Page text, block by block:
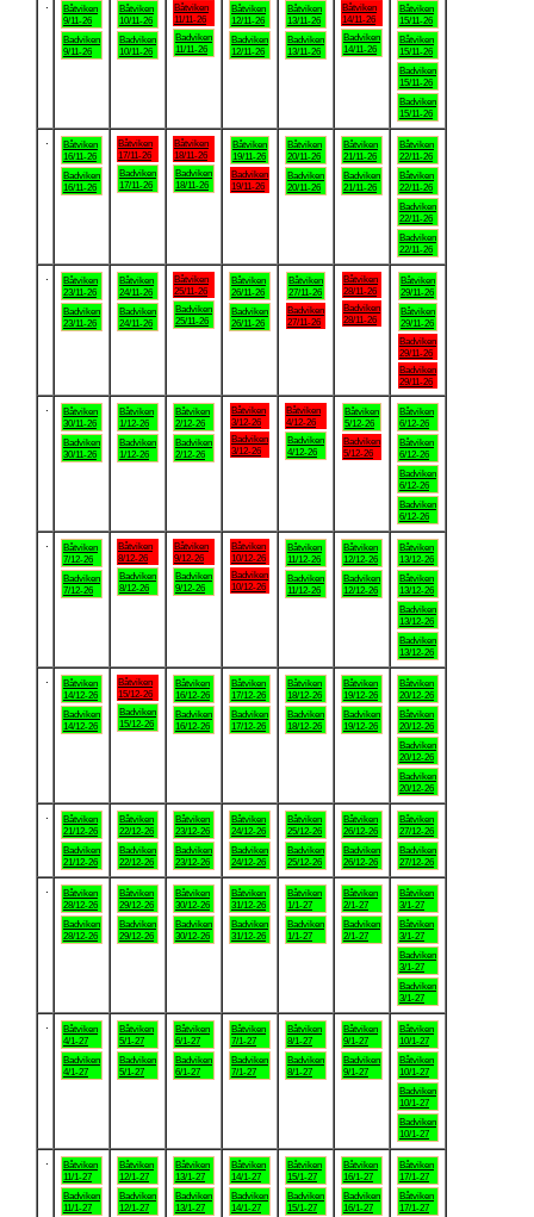
Båtviken
9/11-26
Badviken
9/11-26
Båtviken
10/11-26
Badviken
10/11-26
Båtviken
11/11-26
Badviken
11/11-26
Båtviken
12/11-26
Badviken
12/11-26
Båtviken
13/11-26
Badviken
13/11-26
Båtviken
14/11-26
Badviken
14/11-26
Båtviken
15/11-26
Båtviken
15/11-26
Badviken
15/11-26
Badviken
15/11-26
Båtviken
16/11-26
Badviken
16/11-26
Båtviken
17/11-26
Badviken
17/11-26
Båtviken
18/11-26
Badviken
18/11-26
Båtviken
19/11-26
Badviken
19/11-26
Båtviken
20/11-26
Badviken
20/11-26
Båtviken
21/11-26
Badviken
21/11-26
Båtviken
22/11-26
Båtviken
22/11-26
Badviken
22/11-26
Badviken
22/11-26
Båtviken
23/11-26
Badviken
23/11-26
Båtviken
24/11-26
Badviken
24/11-26
Båtviken
25/11-26
Badviken
25/11-26
Båtviken
26/11-26
Badviken
26/11-26
Båtviken
27/11-26
Badviken
27/11-26
Båtviken
28/11-26
Badviken
28/11-26
Båtviken
29/11-26
Båtviken
29/11-26
Badviken
29/11-26
Badviken
29/11-26
Båtviken
30/11-26
Badviken
30/11-26
Båtviken
1/12-26
Badviken
1/12-26
Båtviken
2/12-26
Badviken
2/12-26
Båtviken
3/12-26
Badviken
3/12-26
Båtviken
4/12-26
Badviken
4/12-26
Båtviken
5/12-26
Badviken
5/12-26
Båtviken
6/12-26
Båtviken
6/12-26
Badviken
6/12-26
Badviken
6/12-26
Båtviken
7/12-26
Badviken
7/12-26
Båtviken
8/12-26
Badviken
8/12-26
Båtviken
9/12-26
Badviken
9/12-26
Båtviken
10/12-26
Badviken
10/12-26
Båtviken
11/12-26
Badviken
11/12-26
Båtviken
12/12-26
Badviken
12/12-26
Båtviken
13/12-26
Båtviken
13/12-26
Badviken
13/12-26
Badviken
13/12-26
Båtviken
14/12-26
Badviken
14/12-26
Båtviken
15/12-26
Badviken
15/12-26
Båtviken
16/12-26
Badviken
16/12-26
Båtviken
17/12-26
Badviken
17/12-26
Båtviken
18/12-26
Badviken
18/12-26
Båtviken
19/12-26
Badviken
19/12-26
Båtviken
20/12-26
Båtviken
20/12-26
Badviken
20/12-26
Badviken
20/12-26
Båtviken
21/12-26
Badviken
21/12-26
Båtviken
22/12-26
Badviken
22/12-26
Båtviken
23/12-26
Badviken
23/12-26
Båtviken
24/12-26
Badviken
24/12-26
Båtviken
25/12-26
Badviken
25/12-26
Båtviken
26/12-26
Badviken
26/12-26
Båtviken
27/12-26
Badviken
27/12-26
Båtviken
28/12-26
Badviken
28/12-26
Båtviken
29/12-26
Badviken
29/12-26
Båtviken
30/12-26
Badviken
30/12-26
Båtviken
31/12-26
Badviken
31/12-26
Båtviken
1/1-27
Badviken
1/1-27
Båtviken
2/1-27
Badviken
2/1-27
Båtviken
3/1-27
Båtviken
3/1-27
Badviken
3/1-27
Badviken
3/1-27
Båtviken
4/1-27
Badviken
4/1-27
Båtviken
5/1-27
Badviken
5/1-27
Båtviken
6/1-27
Badviken
6/1-27
Båtviken
7/1-27
Badviken
7/1-27
Båtviken
8/1-27
Badviken
8/1-27
Båtviken
9/1-27
Badviken
9/1-27
Båtviken
10/1-27
Båtviken
10/1-27
Badviken
10/1-27
Badviken
10/1-27
Båtviken
11/1-27
Badviken
11/1-27
Båtviken
12/1-27
Badviken
12/1-27
Båtviken
13/1-27
Badviken
13/1-27
Båtviken
14/1-27
Badviken
14/1-27
Båtviken
15/1-27
Badviken
15/1-27
Båtviken
16/1-27
Badviken
16/1-27
Båtviken
17/1-27
Båtviken
17/1-27